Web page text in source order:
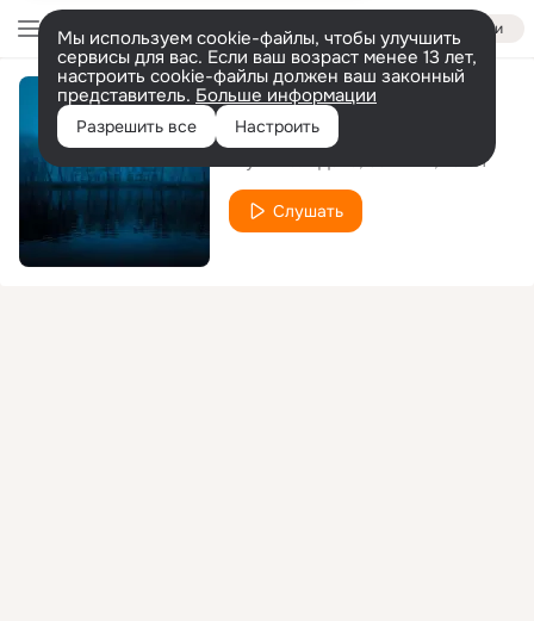
Войти
Мы используем cookie-файлы, чтобы улучшить
сервисы для вас. Если ваш возраст менее 13 лет,
настроить cookie-файлы должен ваш законный
представитель. Больше информации
Разрешить все Настроить
Тёмная вода
Валет
Слушать